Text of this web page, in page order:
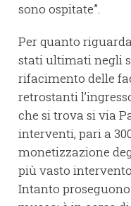
sono ospitate”.
Per quanto
stati ultimati negli
rifacimento delle
retrostanti
che si trova si via
interventi, pari a
monetizzazione
più vasto
Intanto